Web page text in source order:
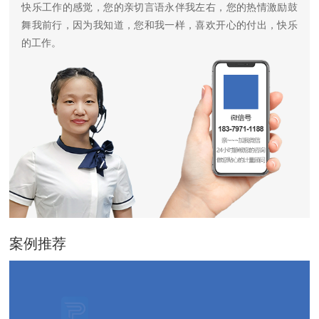
快乐工作的感觉，您的亲切言语永伴我左右，您的热情激励鼓
舞我前行，因为我知道，您和我一样，喜欢开心的付出，快乐
的工作。
案例推荐